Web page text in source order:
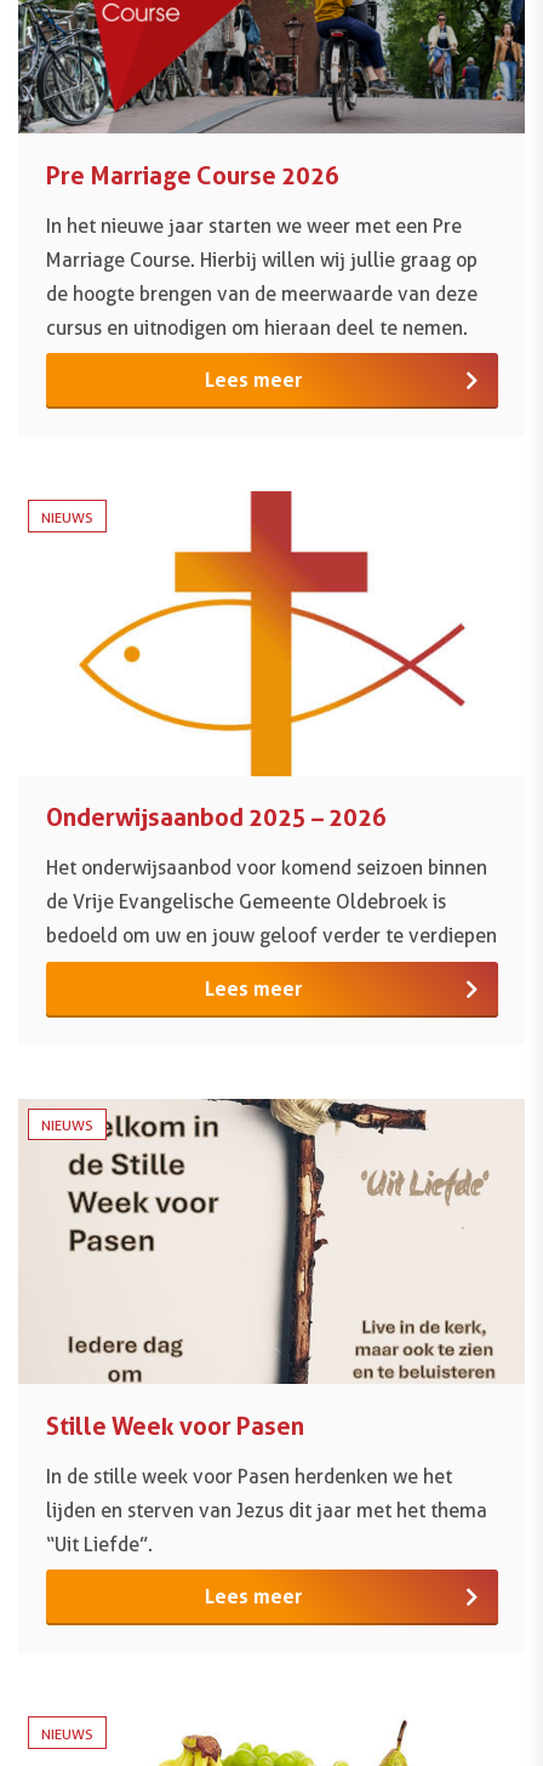
Pre Marriage Course 2026
In het nieuwe jaar starten we weer met een Pre
Marriage Course. Hierbij willen wij jullie graag op
de hoogte brengen van de meerwaarde van deze
cursus en uitnodigen om hieraan deel te nemen.
Lees meer
NIEUWS
Onderwijsaanbod 2025 – 2026
Het onderwijsaanbod voor komend seizoen binnen
de Vrije Evangelische Gemeente Oldebroek is
bedoeld om uw en jouw geloof verder te verdiepen
Lees meer
NIEUWS
Stille Week voor Pasen
In de stille week voor Pasen herdenken we het
lijden en sterven van Jezus dit jaar met het thema
“Uit Liefde”.
Lees meer
NIEUWS